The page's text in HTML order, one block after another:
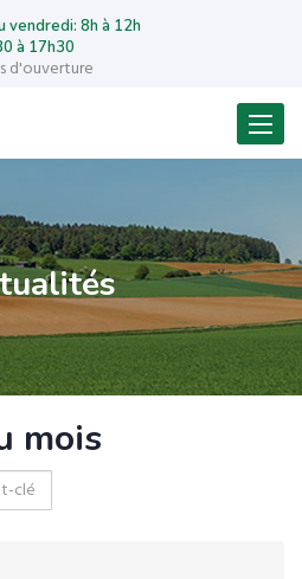
vendredi: 8h à 12h
à 17h30
d'ouverture
Menu
mois